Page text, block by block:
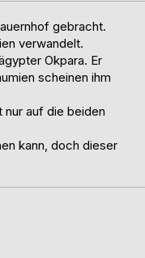
gebracht.
verwandelt.
Okpara. Er
scheinen ihm
auf die beiden
kann, doch dieser